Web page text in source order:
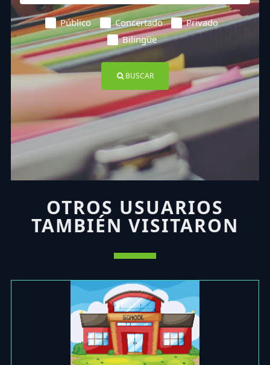
Público Concertado
Privado
Bilingüe
BUSCAR
OTROS USUARIOS
TAMBIÉN VISITARON